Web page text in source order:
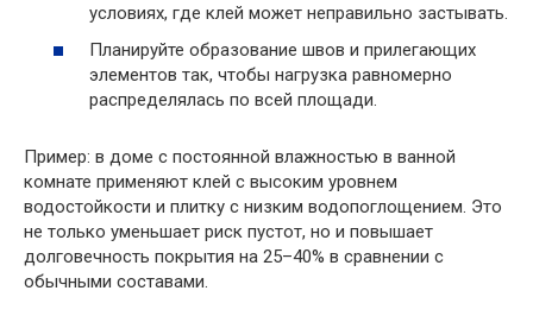
условиях, где клей может неправильно застывать.
Планируйте образование швов и прилегающих
элементов так, чтобы нагрузка равномерно
распределялась по всей площади.
Пример: в доме с постоянной влажностью в ванной
комнате применяют клей с высоким уровнем
водостойкости и плитку с низким водопоглощением. Это
не только уменьшает риск пустот, но и повышает
долговечность покрытия на 25–40% в сравнении с
обычными составами.